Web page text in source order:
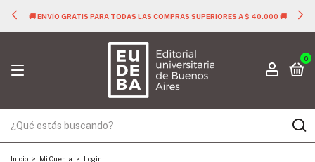
🚚 ENVÍO GRATIS PARA TODAS LAS COMPRAS SUPERIORES A $ 40.000 🚚
0
Inicio > Mi Cuenta > Login